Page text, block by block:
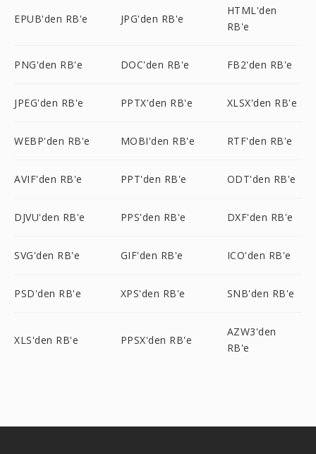
EPUB'den RB'e JPG'den RB'e
HTML'den
RB'e
PNG'den RB'e DOC'den RB'e FB2'den RB'e
JPEG'den RB'e PPTX'den RB'e XLSX'den RB'e
WEBP'den RB'e MOBI'den RB'e RTF'den RB'e
AVIF'den RB'e PPT'den RB'e ODT'den RB'e
DJVU'den RB'e PPS'den RB'e DXF'den RB'e
SVG'den RB'e GIF'den RB'e ICO'den RB'e
PSD'den RB'e XPS'den RB'e SNB'den RB'e
XLS'den RB'e PPSX'den RB'e
AZW3'den
RB'e